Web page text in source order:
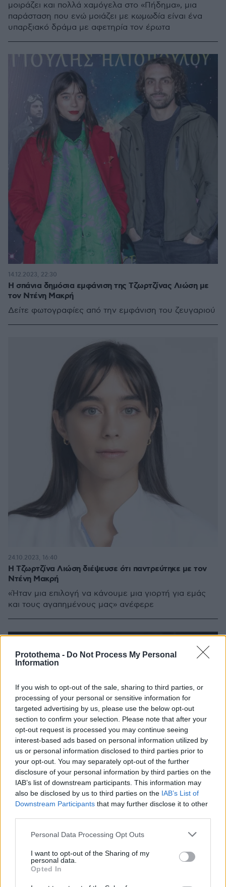
Protothema - Do Not Process My Personal
Information
If you wish to opt-out of the sale, sharing to third parties, or
processing of your personal or sensitive information for
targeted advertising by us, please use the below opt-out
section to confirm your selection. Please note that after your
opt-out request is processed you may continue seeing
interest-based ads based on personal information utilized by
us or personal information disclosed to third parties prior to
your opt-out. You may separately opt-out of the further
disclosure of your personal information by third parties on the
IAB’s list of downstream participants. This information may
also be disclosed by us to third parties on the IAB’s List of
Downstream Participants that may further disclose it to other
Please note that this website/app uses one or more Google
not limited to your visit or usage behaviour. You may click to
grant or deny consent to Google and its third-party tags to
use your data for below specified purposes in below Google
consent section.
Personal Data Processing Opt Outs
I want to opt-out of the Sharing of my
personal data.
Opted In
μοιράζει και πολλά χαμόγελα στο «Πήδημα», μια
παράσταση που ενώ μοιάζει με κωμωδία είναι ένα
υπαρξιακό δράμα με αφετηρία τον έρωτα
Η σπάνια δημόσια εμφάνιση της Τζωρτζίνας Λιώση με
τον Ντένη Μακρή
Δείτε φωτογραφίες από την εμφάνιση του ζευγαριού
14.12.2023, 22:30
Η Τζωρτζίνα Λιώση διέψευσε ότι παντρεύτηκε με τον
Ντένη Μακρή
«Ήταν μια επιλογή να κάνουμε μια γιορτή για εμάς
και τους αγαπημένους μας» ανέφερε
24.10.2023, 16:40
Ντένης Μακρής για Τζωρτζίνα Λιώση: «Ο γάμος ήταν
κάτι πολύ δικό μας που το μοιραστήκαμε με τους δικούς
μας ανθρώπους»
25.09.2023, 08:28 1